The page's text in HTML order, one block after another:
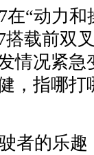
“动力和
载前双
情况紧
，指哪
者的乐趣